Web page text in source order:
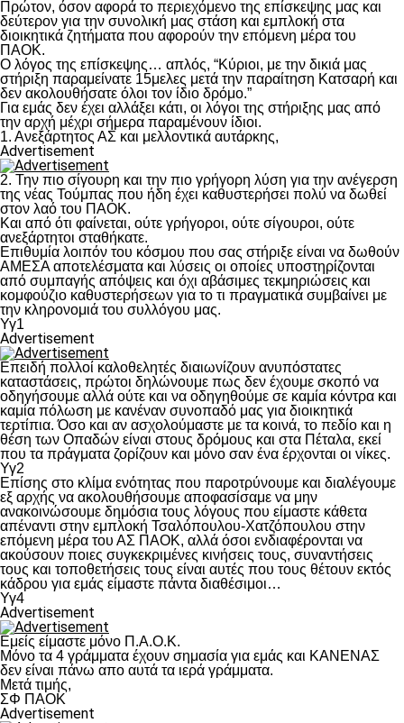
Πρώτον, όσον αφορά το περιεχόμενο της επίσκεψης μας και
δεύτερον για την συνολική μας στάση και εμπλοκή στα
διοικητικά ζητήματα που αφορούν την επόμενη μέρα του
ΠΑΟΚ.
Ο λόγος της επίσκεψης… απλός, “Κύριοι, με την δικιά μας
στήριξη παραμείνατε 15μελες μετά την παραίτηση Κατσαρή και
δεν ακολουθήσατε όλοι τον ίδιο δρόμο.”
Για εμάς δεν έχει αλλάξει κάτι, οι λόγοι της στήριξης μας από
την αρχή μέχρι σήμερα παραμένουν ίδιοι.
1. Ανεξάρτητος ΑΣ και μελλοντικά αυτάρκης,
Advertisement
2. Την πιο σίγουρη και την πιο γρήγορη λύση για την ανέγερση
της νέας Τούμπας που ήδη έχει καθυστερήσει πολύ να δωθεί
στον λαό του ΠΑΟΚ.
Και από ότι φαίνεται, ούτε γρήγοροι, ούτε σίγουροι, ούτε
ανεξάρτητοι σταθήκατε.
Επιθυμία λοιπόν του κόσμου που σας στήριξε είναι να δωθούν
ΑΜΕΣΑ αποτελέσματα και λύσεις οι οποίες υποστηρίζονται
από συμπαγής απόψεις και όχι αβάσιμες τεκμηριώσεις και
κομφούζιο καθυστερήσεων για το τι πραγματικά συμβαίνει με
την κληρονομιά του συλλόγου μας.
Υγ1
Advertisement
Επειδή πολλοί καλοθελητές διαιωνίζουν ανυπόστατες
καταστάσεις, πρώτοι δηλώνουμε πως δεν έχουμε σκοπό να
οδηγήσουμε αλλά ούτε και να οδηγηθούμε σε καμία κόντρα και
καμία πόλωση με κανέναν συνοπαδό μας για διοικητικά
τερτίπια. Όσο και αν ασχολούμαστε με τα κοινά, το πεδίο και η
θέση των Οπαδών είναι στους δρόμους και στα Πέταλα, εκεί
που τα πράγματα ζορίζουν και μόνο σαν ένα έρχονται οι νίκες.
Υγ2
Επίσης στο κλίμα ενότητας που παροτρύνουμε και διαλέγουμε
εξ αρχής να ακολουθήσουμε αποφασίσαμε να μην
ανακοινώσουμε δημόσια τους λόγους που είμαστε κάθετα
απέναντι στην εμπλοκή Τσαλόπουλου-Χατζόπουλου στην
επόμενη μέρα του ΑΣ ΠΑΟΚ, αλλά όσοι ενδιαφέρονται να
ακούσουν ποιες συγκεκριμένες κινήσεις τους, συναντήσεις
τους και τοποθετήσεις τους είναι αυτές που τους θέτουν εκτός
κάδρου για εμάς είμαστε πάντα διαθέσιμοι…
Υγ4
Advertisement
Εμείς είμαστε μόνο Π.Α.Ο.Κ.
Μόνο τα 4 γράμματα έχουν σημασία για εμάς και ΚΑΝΕΝΑΣ
δεν είναι πάνω απο αυτά τα ιερά γράμματα.
Μετά τιμής,
ΣΦ ΠΑΟΚ
Advertisement